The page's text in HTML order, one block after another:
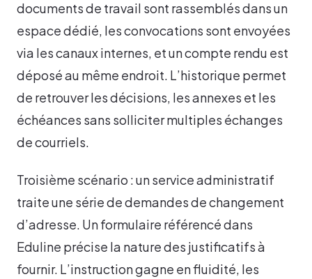
documents de travail sont rassemblés dans un
espace dédié, les convocations sont envoyées
via les canaux internes, et un compte rendu est
déposé au même endroit. L’historique permet
de retrouver les décisions, les annexes et les
échéances sans solliciter multiples échanges
de courriels.
Troisième scénario : un service administratif
traite une série de demandes de changement
d’adresse. Un formulaire référencé dans
Eduline précise la nature des justificatifs à
fournir. L’instruction gagne en fluidité, les